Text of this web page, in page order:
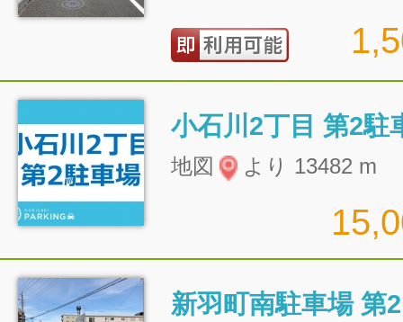
小石川2丁目 第2駐
地図 より 13482 m
新羽町南駐車場 第2